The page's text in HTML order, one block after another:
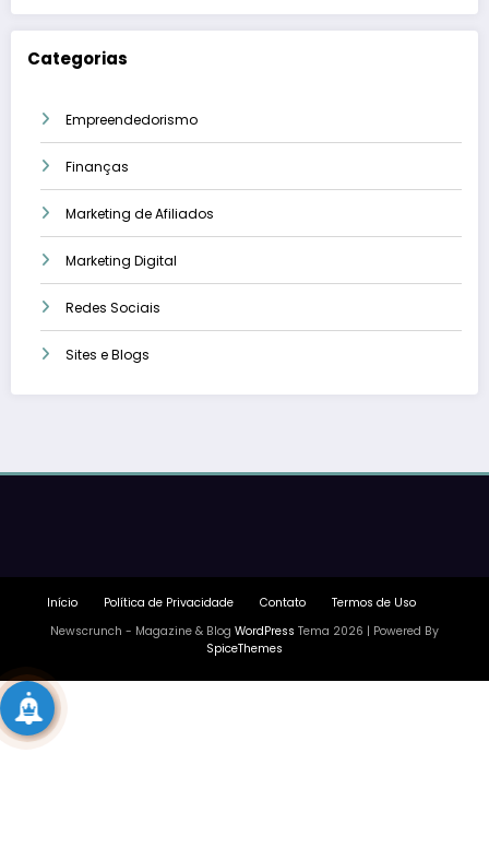
Categorias
Empreendedorismo
Finanças
Marketing de Afiliados
Marketing Digital
Redes Sociais
Sites e Blogs
Início Política de Privacidade Contato
Termos de Uso
Newscrunch - Magazine & Blog WordPress Tema 2026 | Powered By
SpiceThemes